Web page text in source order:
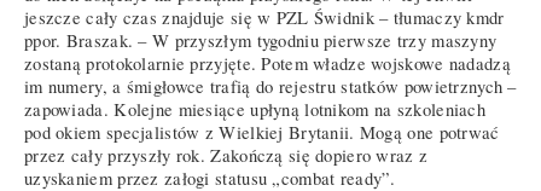
jeszcze cały czas znajduje się w PZL Świdnik – tłumaczy kmdr
ppor. Braszak. – W przyszłym tygodniu pierwsze trzy maszyny
zostaną protokolarnie przyjęte. Potem władze wojskowe nadadzą
im numery, a śmigłowce trafią do rejestru statków powietrznych –
zapowiada. Kolejne miesiące upłyną lotnikom na szkoleniach
pod okiem specjalistów z Wielkiej Brytanii. Mogą one potrwać
przez cały przyszły rok. Zakończą się dopiero wraz z
uzyskaniem przez załogi statusu „combat ready”.